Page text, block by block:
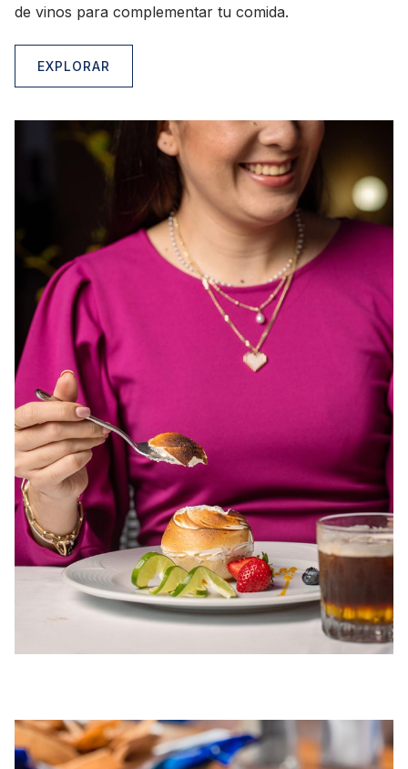
de vinos para complementar tu comida.
EXPLORAR